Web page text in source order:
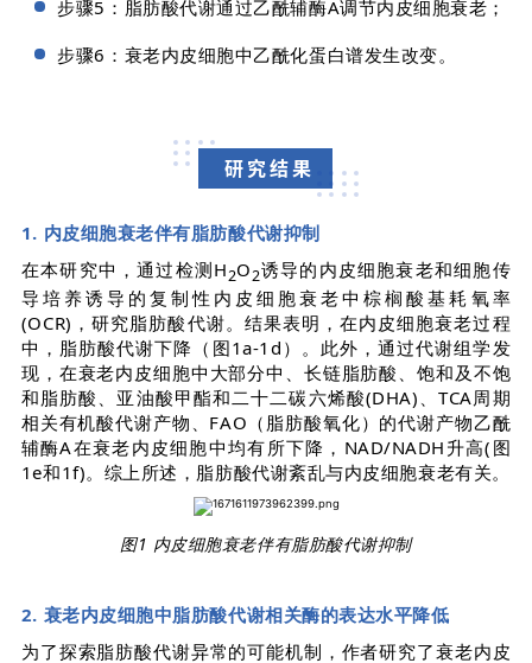
步骤5：脂肪酸代谢通过乙酰辅酶A调节内皮细胞衰老；
步骤6：衰老内皮细胞中乙酰化蛋白谱发生改变。
研究结果
1. 内皮细胞衰老伴有脂肪酸代谢抑制
在本研究中，通过检测H2O2诱导的内皮细胞衰老和细胞传
导培养诱导的复制性内皮细胞衰老中棕榈酸基耗氧率
(OCR)，研究脂肪酸代谢。结果表明，在内皮细胞衰老过程
中，脂肪酸代谢下降（图1a-1d）。此外，通过代谢组学发
现，在衰老内皮细胞中大部分中、长链脂肪酸、饱和及不饱
和脂肪酸、亚油酸甲酯和二十二碳六烯酸(DHA)、TCA周期
相关有机酸代谢产物、FAO（脂肪酸氧化）的代谢产物乙酰
辅酶A在衰老内皮细胞中均有所下降，NAD/NADH升高(图
1e和1f)。综上所述，脂肪酸代谢紊乱与内皮细胞衰老有关。
图1 内皮细胞衰老伴有脂肪酸代谢抑制
2. 衰老内皮细胞中脂肪酸代谢相关酶的表达水平降低
为了探索脂肪酸代谢异常的可能机制，作者研究了衰老内皮